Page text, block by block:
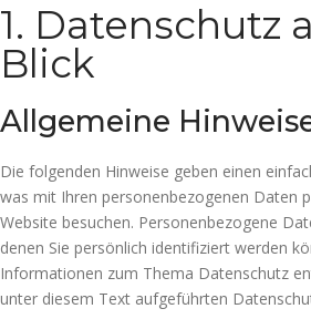
1. Datenschutz
Blick
Allgemeine
Die folgenden Hinweise geben einen
was mit Ihren personenbezogenen Daten
Website besuchen. Personenbezogene
denen Sie persönlich identifiziert werden
Informationen zum Thema Datenschutz
unter diesem Text aufgeführten